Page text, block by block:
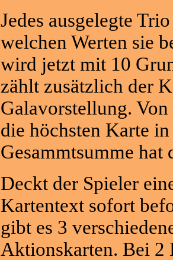
Jedes ausgelegte
welchen Werten sie
wird jetzt mit 10
zählt zusätzlich der
Galavorstellung.
die höchsten Karte
Gesammtsumme hat
Deckt der Spieler
Kartentext sofort
gibt es 3
Aktionskarten. Bei 2